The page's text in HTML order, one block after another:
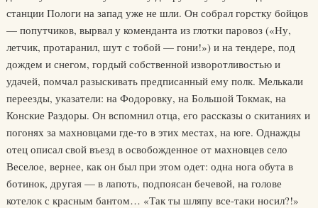
станции Пологи на запад уже не шли. Он собрал горстку бойцов
— попутчиков, вырвал у коменданта из глотки паровоз («Ну,
летчик, протаранил, шут с тобой — гони!») и на тендере, под
дождем и снегом, гордый собственной изворотливостью и
удачей, помчал разыскивать предписанный ему полк. Мелькали
переезды, указатели: на Фодоровку, на Большой Токмак, на
Конские Раздоры. Он вспомнил отца, его рассказы о скитаниях и
погонях за махновцами где-то в этих местах, на юге. Однажды
отец описал свой въезд в освобожденное от махновцев село
Веселое, вернее, как он был при этом одет: одна нога обута в
ботинок, другая — в лапоть, подпоясан бечевой, на голове
котелок с красным бантом… «Так ты шляпу все-таки носил?!»